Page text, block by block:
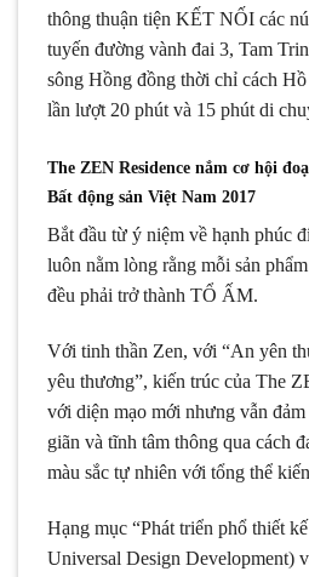
thông thuận tiện KẾT NỐI các
tuyến đường vành đai 3, Tam
sông Hồng đồng thời chỉ cách
lần lượt 20 phút và 15 phút di
The ZEN Residence nắm cơ hội
Bất động sản Việt Nam 2017
Bắt đầu từ ý niệm về hạnh phúc
luôn nằm lòng rằng mỗi sản
đều phải trở thành TỔ ẤM.
Với tinh thần Zen, với “An yên
yêu thương”, kiến trúc của The
với diện mạo mới nhưng vẫn
giãn và tĩnh tâm thông qua cách
màu sắc tự nhiên với tổng thể
Hạng mục “Phát triển phổ thiết
Universal Design Development)